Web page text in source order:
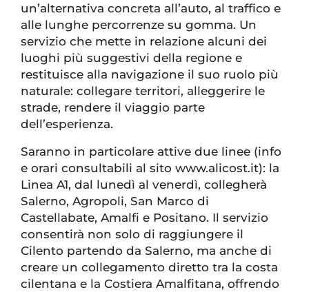
un’alternativa concreta all’auto, al traffico e
alle lunghe percorrenze su gomma. Un
servizio che mette in relazione alcuni dei
luoghi più suggestivi della regione e
restituisce alla navigazione il suo ruolo più
naturale: collegare territori, alleggerire le
strade, rendere il viaggio parte
dell’esperienza.
Saranno in particolare attive due linee (info
e orari consultabili al sito www.alicost.it): la
Linea A1, dal lunedì al venerdì, collegherà
Salerno, Agropoli, San Marco di
Castellabate, Amalfi e Positano. Il servizio
consentirà non solo di raggiungere il
Cilento partendo da Salerno, ma anche di
creare un collegamento diretto tra la costa
cilentana e la Costiera Amalfitana, offrendo